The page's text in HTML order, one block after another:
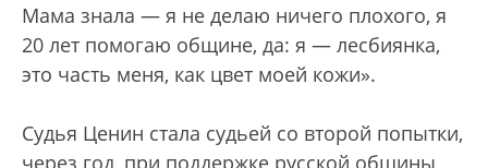
Мама знала — я не делаю ничего плохого, я
20 лет помогаю общине, да: я — лесбиянка,
это часть меня, как цвет моей кожи».
Судья Ценин стала судьей со второй попытки,
через год, при поддержке русской общины